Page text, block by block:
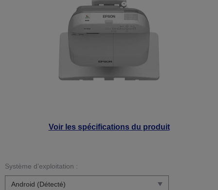
Voir les spécifications du produit
Système d’exploitation :